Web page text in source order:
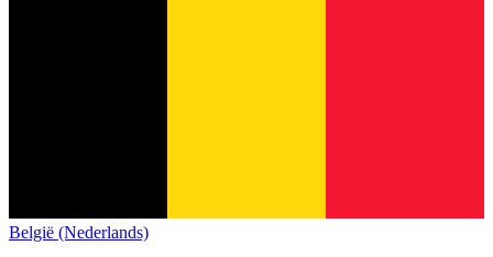
België (Nederlands)